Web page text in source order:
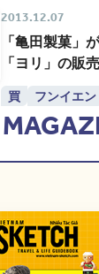
2013.12.07
「亀田製菓」
「ヨリ」の販
買 フンイエン